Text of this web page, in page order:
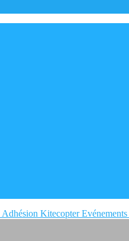
Adhésion KitecopterEvénements